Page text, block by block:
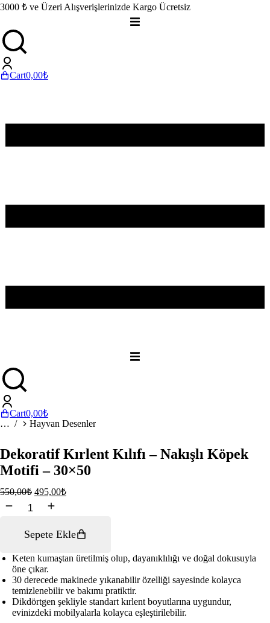
3000 ₺ ve Üzeri Alışverişlerinizde Kargo Ücretsiz
Cart0,00₺
Cart0,00₺
You are here:Hayvan Desenler
Dekoratif Kırlent Kılıfı – Nakışlı Köpek
Motifi – 30×50
550,00₺ 495,00₺
Dekoratif
Köpek
Motifi
30x50
adet
Sepete Ekle
Keten kumaştan üretilmiş olup, dayanıklılığı ve doğal dokusuyla
öne çıkar.
30 derecede makinede yıkanabilir özelliği sayesinde kolayca
temizlenebilir ve bakımı pratiktir.
Dikdörtgen şekliyle standart kırlent boyutlarına uygundur,
evinizdeki mobilyalarla kolayca eşleştirilebilir.